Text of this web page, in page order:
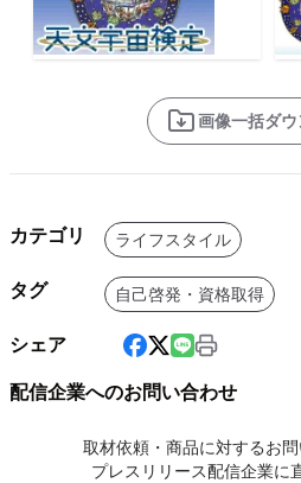
画像一括ダウ
カテゴリ ライフスタイル
タグ 自己啓発・資格取得
シェア
配信企業へのお問い合わせ
取材依頼・商品に対するお問
プレスリリース配信企業に